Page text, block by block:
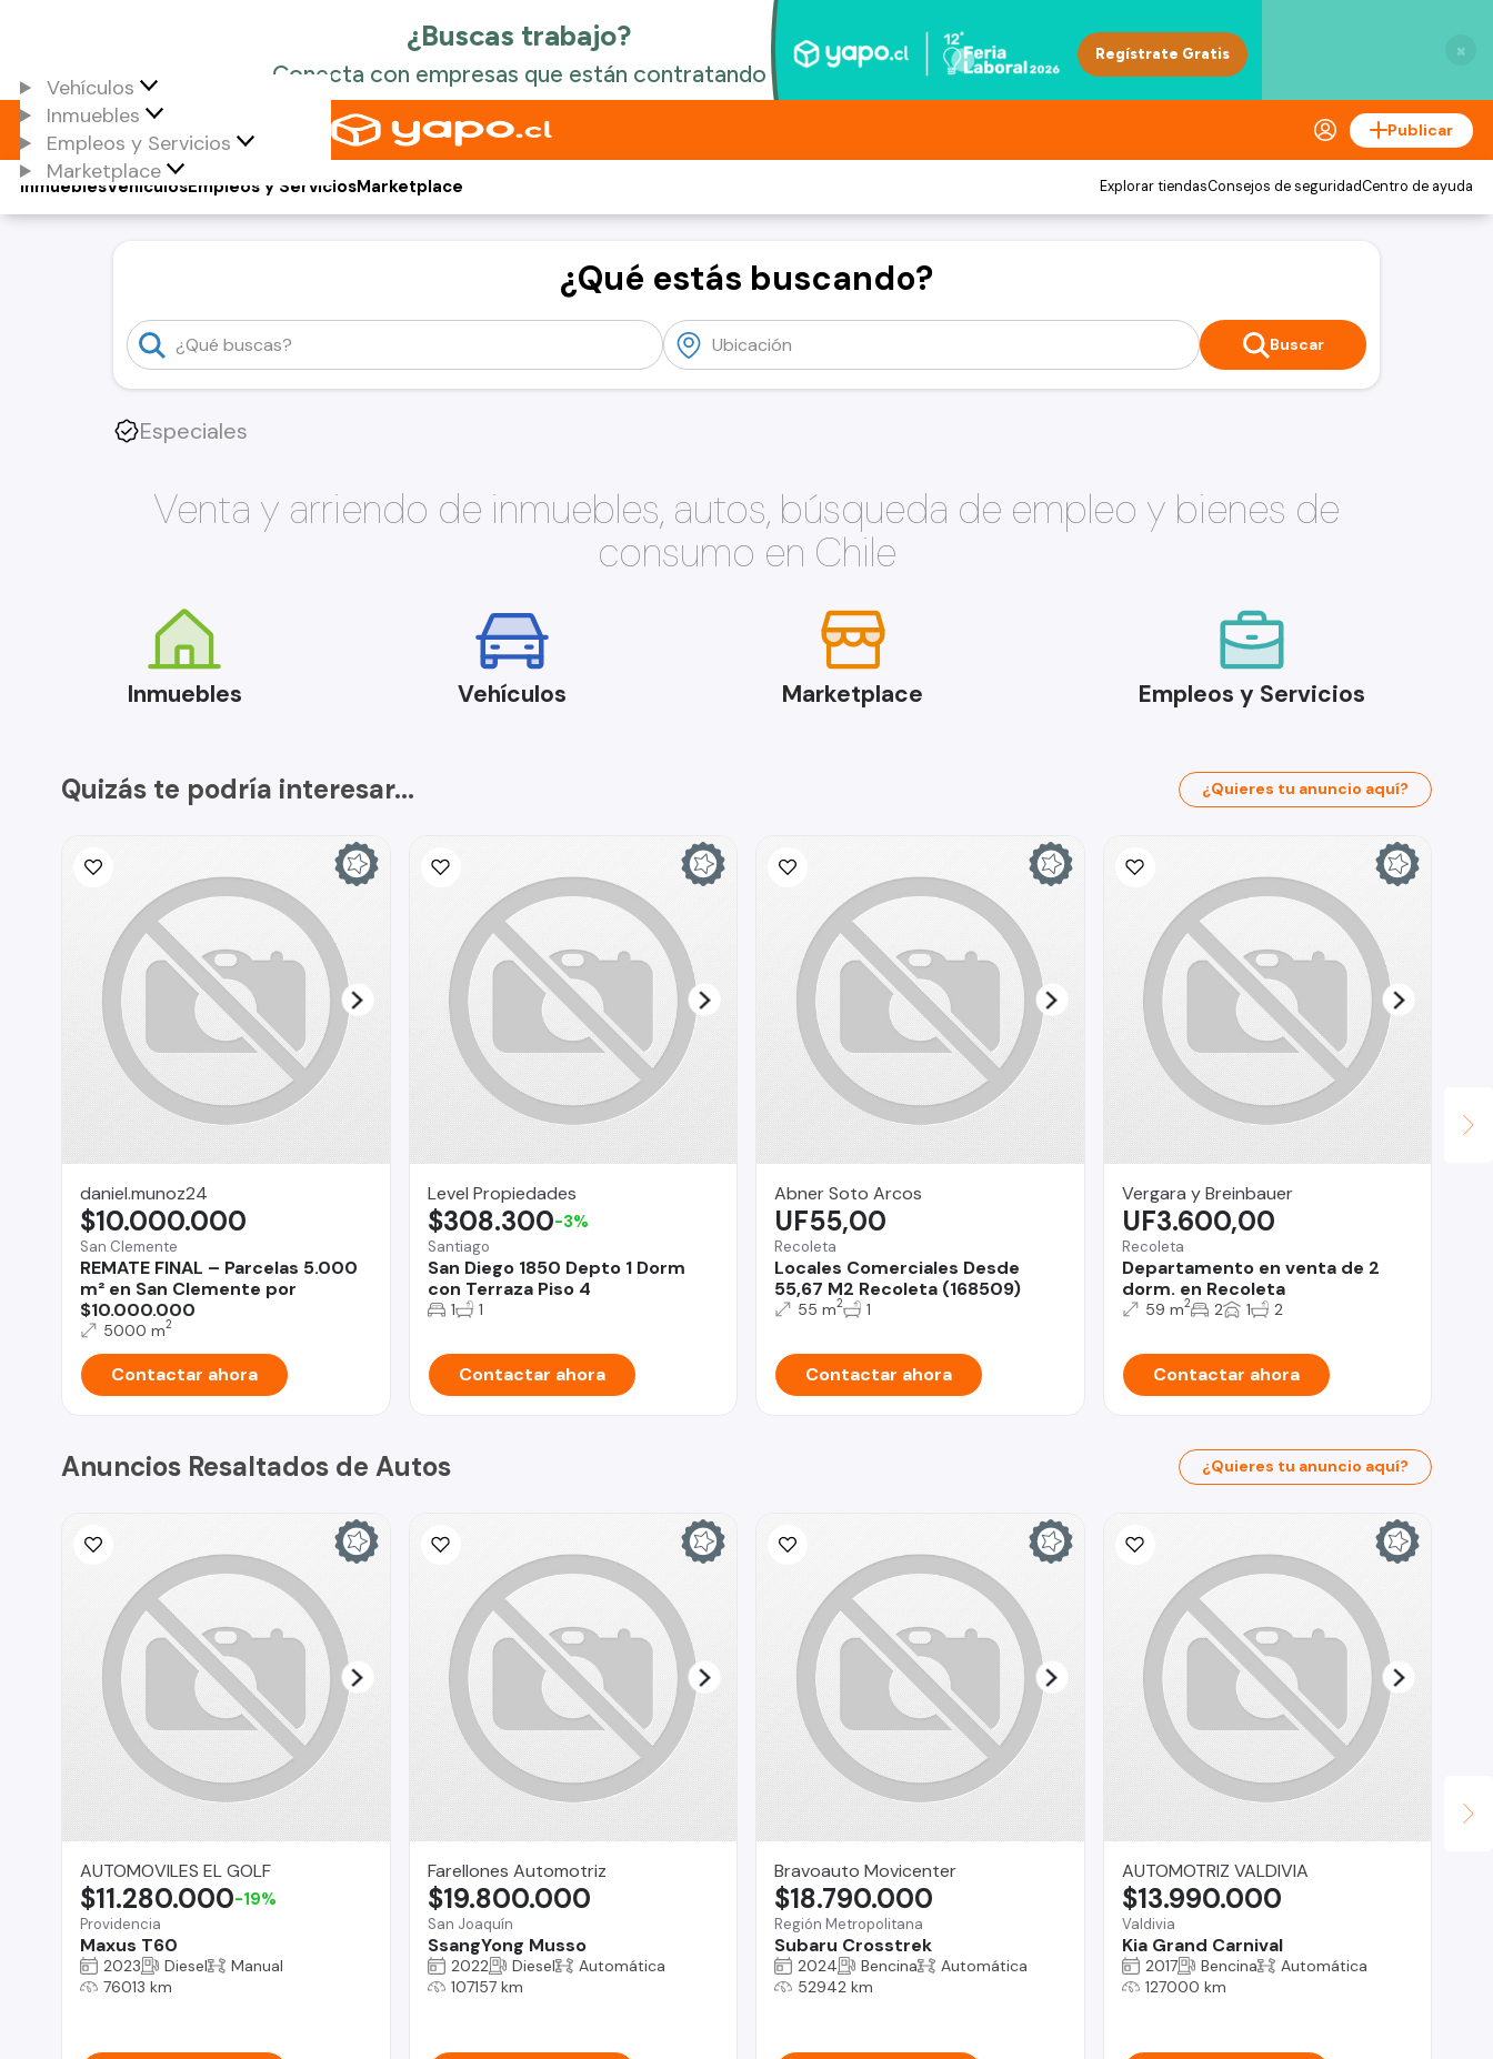
×
Vehículos
Inmuebles
Empleos y Servicios
Marketplace
Publicar
Vehículos
Inmuebles Empleos y ServiciosMarketplace Explorar tiendasConsejos de seguridadCentro de ayuda
¿Qué estás buscando?
Buscar
Especiales
Venta y arriendo de inmuebles, autos, búsqueda de empleo y bienes de
consumo en Chile
Inmuebles Vehículos Marketplace Empleos y Servicios
Quizás te podría interesar... ¿Quieres tu anuncio aquí?
daniel.munoz24
San Clemente
REMATE FINAL – Parcelas 5.000
m² en San Clemente por
$10.000.000
$10.000.000
5000 m2
Contactar ahora
Level Propiedades
Santiago
San Diego 1850 Depto 1 Dorm
con Terraza Piso 4
$308.300-3%
1 1
Contactar ahora
Abner Soto Arcos
Recoleta
Locales Comerciales Desde
55,67 M2 Recoleta (168509)
UF55,00
55 m2 1
Contactar ahora
Vergara y Breinbauer
Recoleta
Departamento en venta de 2
dorm. en Recoleta
UF3.600,00
59 m2 2 1 2
Contactar ahora
Anuncios Resaltados de Autos ¿Quieres tu anuncio aquí?
AUTOMOVILES EL GOLF
Providencia
Maxus T60
$11.280.000-19%
2023 Diesel
Manual
76013 km
Farellones Automotriz
San Joaquín
SsangYong Musso
$19.800.000
2022 Diesel
Automática
107157 km
Bravoauto Movicenter
Región Metropolitana
Subaru Crosstrek
$18.790.000
2024 Bencina
Automática
52942 km
AUTOMOTRIZ VALDIVIA
Valdivia
Kia Grand Carnival
$13.990.000
2017 Bencina
Automática
127000 km